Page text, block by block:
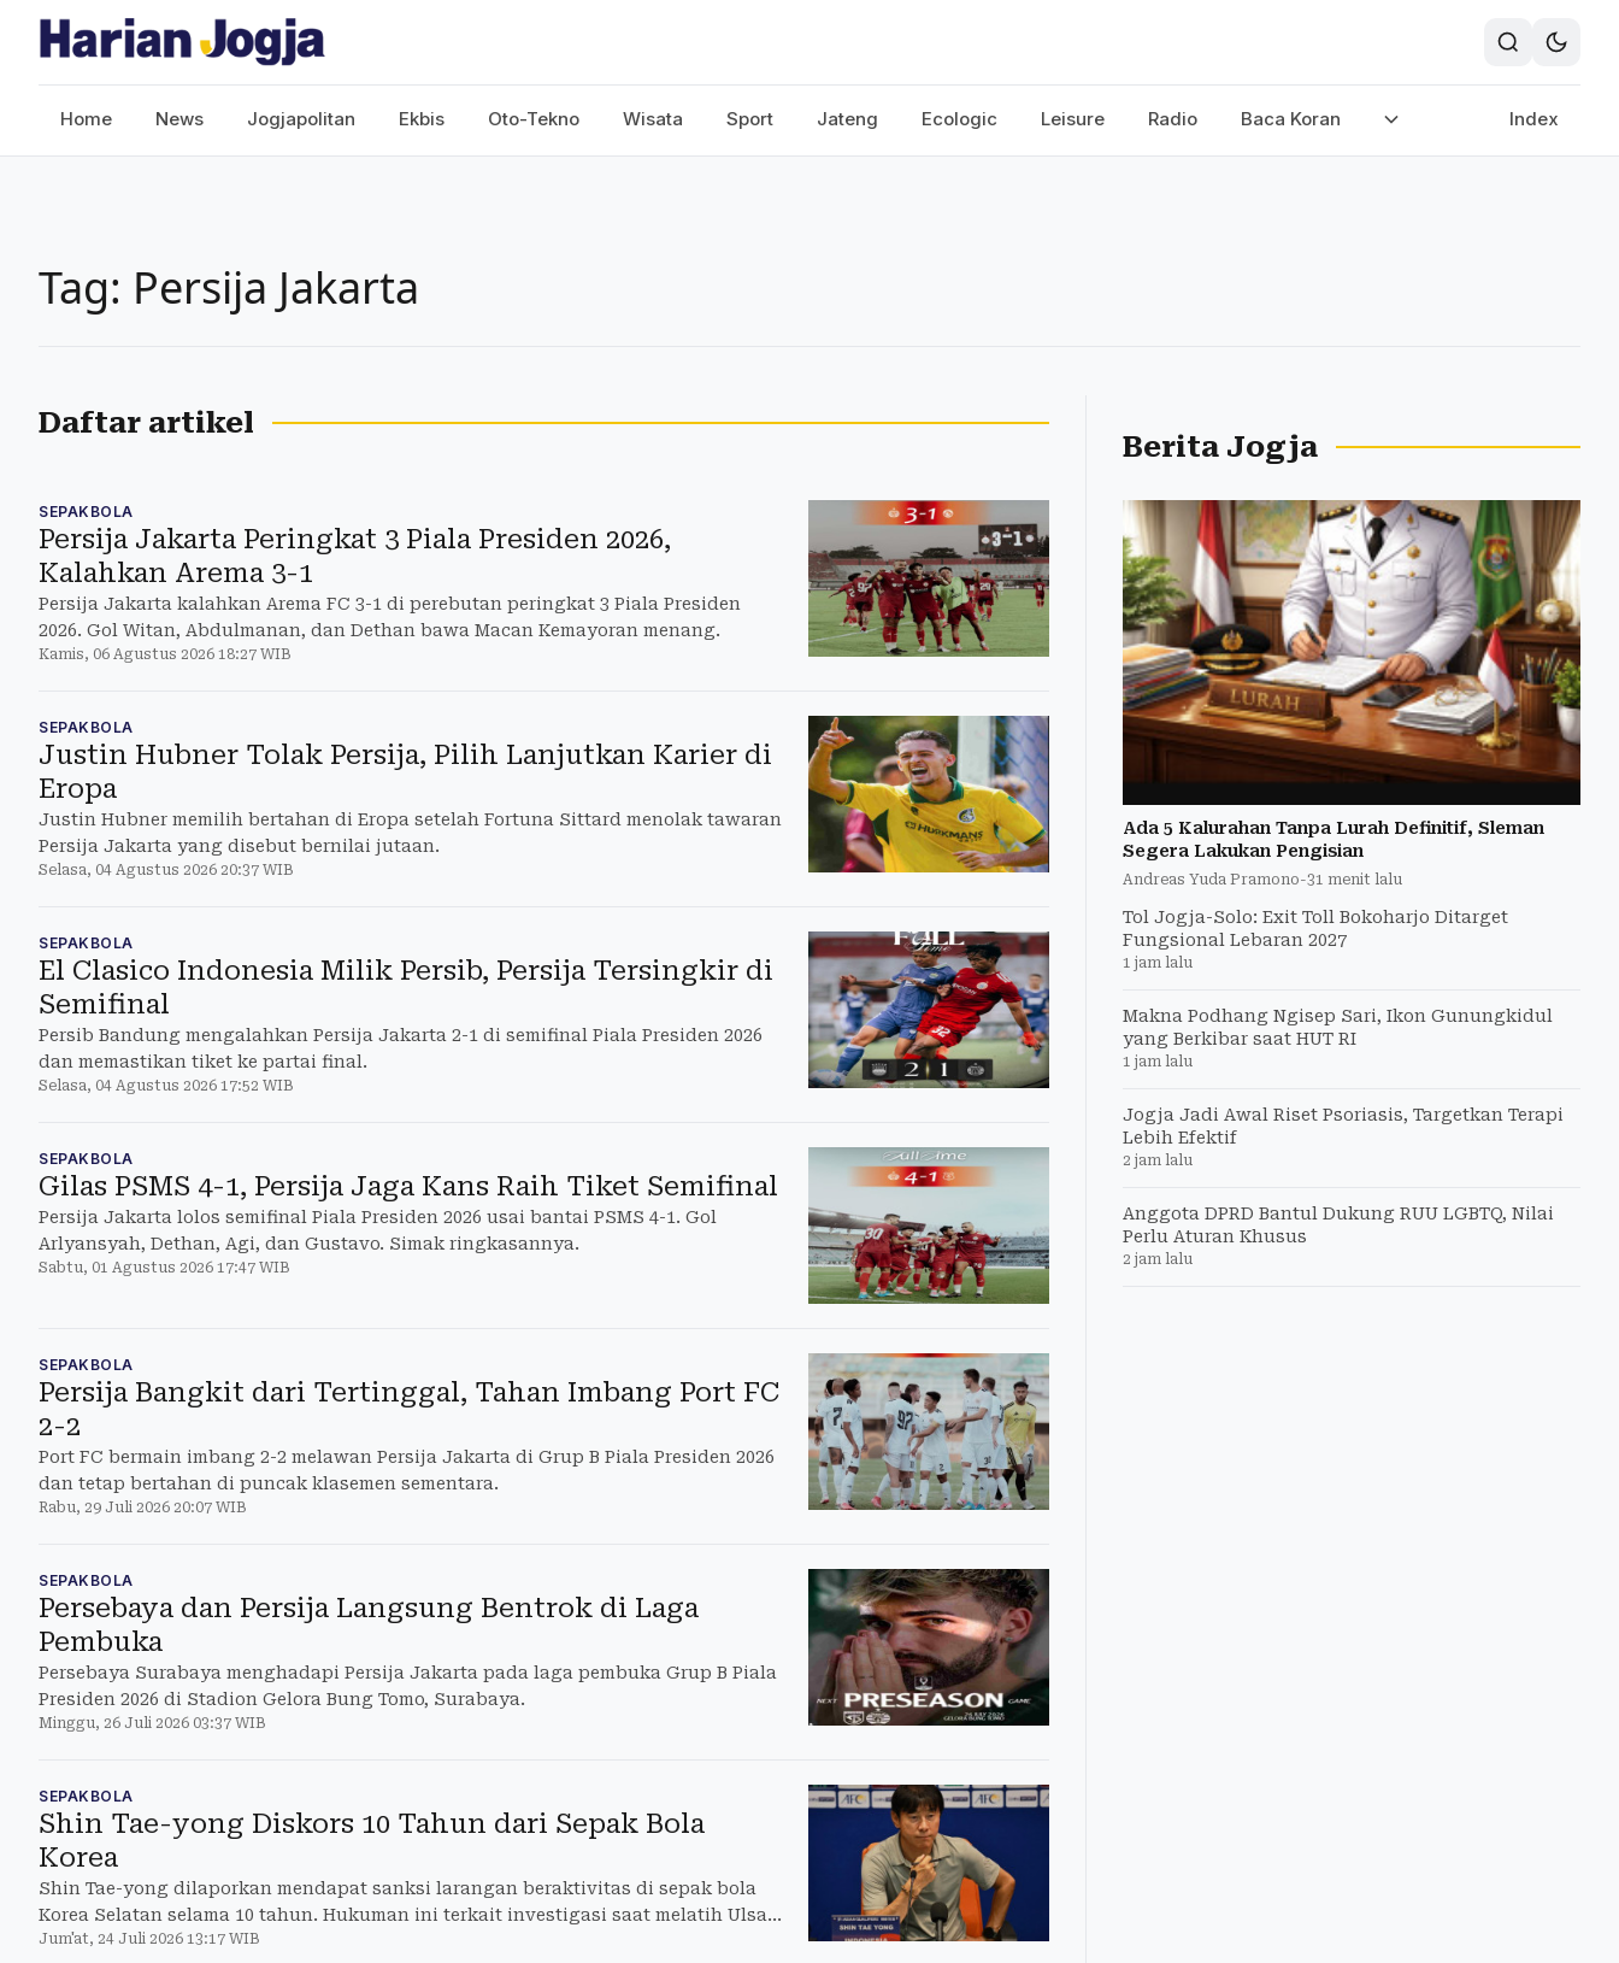
Home News Jogjapolitan Ekbis Oto-Tekno Wisata Sport Jateng Ecologic Leisure Radio Baca Koran Index
Tag: Persija Jakarta
Daftar artikel
SEPAKBOLA
Persija Jakarta Peringkat 3 Piala Presiden 2026,
Kalahkan Arema 3-1
Persija Jakarta kalahkan Arema FC 3-1 di perebutan peringkat 3 Piala Presiden
2026. Gol Witan, Abdulmanan, dan Dethan bawa Macan Kemayoran menang.
Kamis, 06 Agustus 2026 18:27 WIB
SEPAKBOLA
Justin Hubner Tolak Persija, Pilih Lanjutkan Karier di
Eropa
Justin Hubner memilih bertahan di Eropa setelah Fortuna Sittard menolak tawaran
Persija Jakarta yang disebut bernilai jutaan.
Selasa, 04 Agustus 2026 20:37 WIB
SEPAKBOLA
El Clasico Indonesia Milik Persib, Persija Tersingkir di
Semifinal
Persib Bandung mengalahkan Persija Jakarta 2-1 di semifinal Piala Presiden 2026
dan memastikan tiket ke partai final.
Selasa, 04 Agustus 2026 17:52 WIB
SEPAKBOLA
Gilas PSMS 4-1, Persija Jaga Kans Raih Tiket Semifinal
Persija Jakarta lolos semifinal Piala Presiden 2026 usai bantai PSMS 4-1. Gol
Arlyansyah, Dethan, Agi, dan Gustavo. Simak ringkasannya.
Sabtu, 01 Agustus 2026 17:47 WIB
SEPAKBOLA
Persija Bangkit dari Tertinggal, Tahan Imbang Port FC
2-2
Port FC bermain imbang 2-2 melawan Persija Jakarta di Grup B Piala Presiden 2026
dan tetap bertahan di puncak klasemen sementara.
Rabu, 29 Juli 2026 20:07 WIB
SEPAKBOLA
Persebaya dan Persija Langsung Bentrok di Laga
Pembuka
Persebaya Surabaya menghadapi Persija Jakarta pada laga pembuka Grup B Piala
Presiden 2026 di Stadion Gelora Bung Tomo, Surabaya.
Minggu, 26 Juli 2026 03:37 WIB
SEPAKBOLA
Shin Tae-yong Diskors 10 Tahun dari Sepak Bola
Korea
Shin Tae-yong dilaporkan mendapat sanksi larangan beraktivitas di sepak bola
Korea Selatan selama 10 tahun. Hukuman ini terkait investigasi saat melatih Ulsan
H
Jum'at, 24 Juli 2026 13:17 WIB
Berita Jogja
Ada 5 Kalurahan Tanpa Lurah Definitif, Sleman
Segera Lakukan Pengisian
Andreas Yuda Pramono-31 menit lalu
Tol Jogja-Solo: Exit Toll Bokoharjo Ditarget
Fungsional Lebaran 2027
1 jam lalu
Makna Podhang Ngisep Sari, Ikon Gunungkidul
yang Berkibar saat HUT RI
1 jam lalu
Jogja Jadi Awal Riset Psoriasis, Targetkan Terapi
Lebih Efektif
2 jam lalu
Anggota DPRD Bantul Dukung RUU LGBTQ, Nilai
Perlu Aturan Khusus
2 jam lalu